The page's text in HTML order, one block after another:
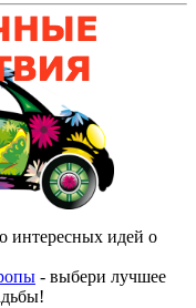
интересных идей о
- выбери лучшее